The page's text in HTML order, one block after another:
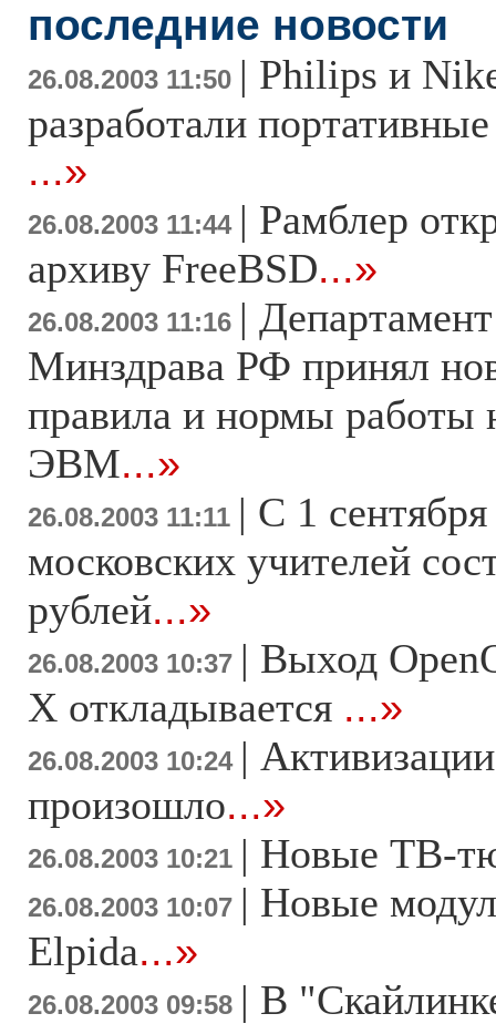
последние новости
26.08.2003 11:50 | Philips и
разработали
...»
26.08.2003 11:44 | Рамблер
архиву FreeBSD...»
26.08.2003 11:16 |
Минздрава РФ принял
правила и нормы работы
ЭВМ...»
26.08.2003 11:11 | С 1 сентября
московских учителей
рублей...»
26.08.2003 10:37 | Выход
X откладывается ...»
26.08.2003 10:24 |
произошло...»
26.08.2003 10:21 | Новые ТВ-
26.08.2003 10:07 | Новые
Elpida...»
26.08.2003 09:58 | В